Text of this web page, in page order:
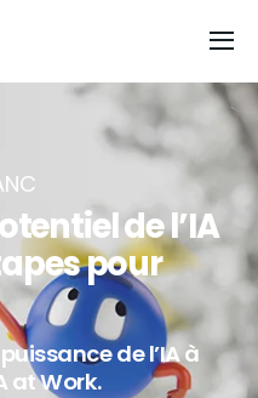
de l’IA
pour
de l’IA à
at Work.